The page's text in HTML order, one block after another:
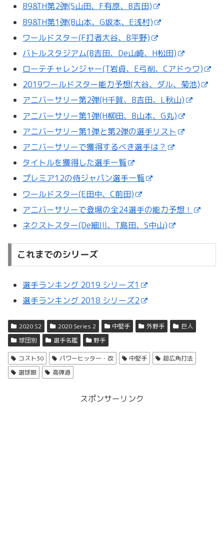
B9&TH第2弾(S山田、F有原、B吉田)
B9&TH第1弾(B山本、G坂本、E浅村)
ワールドスター(F打者大谷、B平野)
バトルスタジアム(B吉田、De山崎、H松田)
ローテチャレンジャー(T岩貞、E弓削、Cアドゥワ)
2019ワールドスター能力予想(大谷、ダル、菊池)
アニバーサリー第2弾(H千賀、B吉田、L秋山)
アニバーサリー第1弾(H柳田、B山本、G丸)
アニバーサリー第1弾と第2弾の選手リスト
アニバーサリーで獲得するべき選手は？
タイトルを獲得した選手一覧
プレミア12の侍ジャパン選手一覧
ワールドスター(E田中、C前田)
アニバーサリーで登場の全24選手の能力予想！
ネクストスター(De細川、T島田、S中山)
これまでのシリーズ
選手ランキング 2019 シリーズ1
選手ランキング 2018 シリーズ2
2020 S2 2020 Series 2 中堅手 外野手
巨人
球団別
選手名鑑 野手
コスト30 パワーヒッター・改 中堅手
超広角打法
選球眼
高弾道
スポンサーリンク